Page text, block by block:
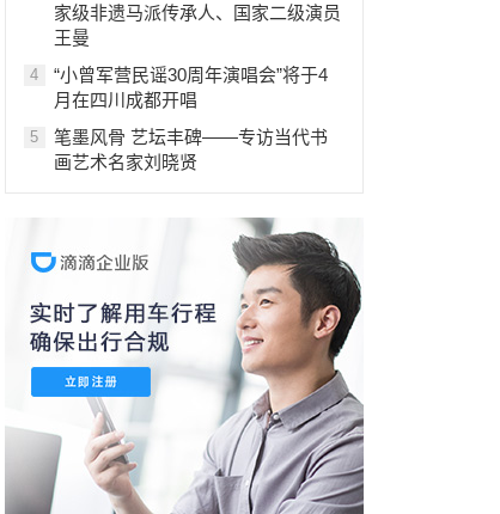
家级非遗马派传承人、国家二级演员
王曼
4
“小曾军营民谣30周年演唱会”将于4
月在四川成都开唱
5
笔墨风骨 艺坛丰碑——专访当代书
画艺术名家刘晓贤